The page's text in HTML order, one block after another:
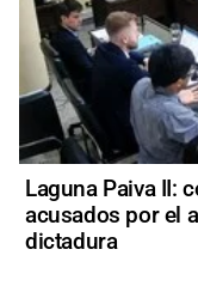
Laguna Paiva II:
acusados por el
dictadura